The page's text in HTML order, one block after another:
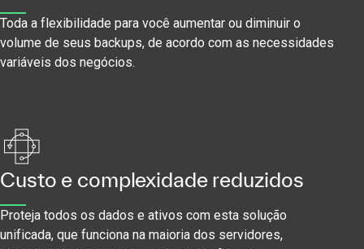
Toda a flexibilidade para você aumentar ou diminuir o
volume de seus backups, de acordo com as necessidades
variáveis dos negócios.
Custo e complexidade reduzidos
Proteja todos os dados e ativos com esta solução
unificada, que funciona na maioria dos servidores,